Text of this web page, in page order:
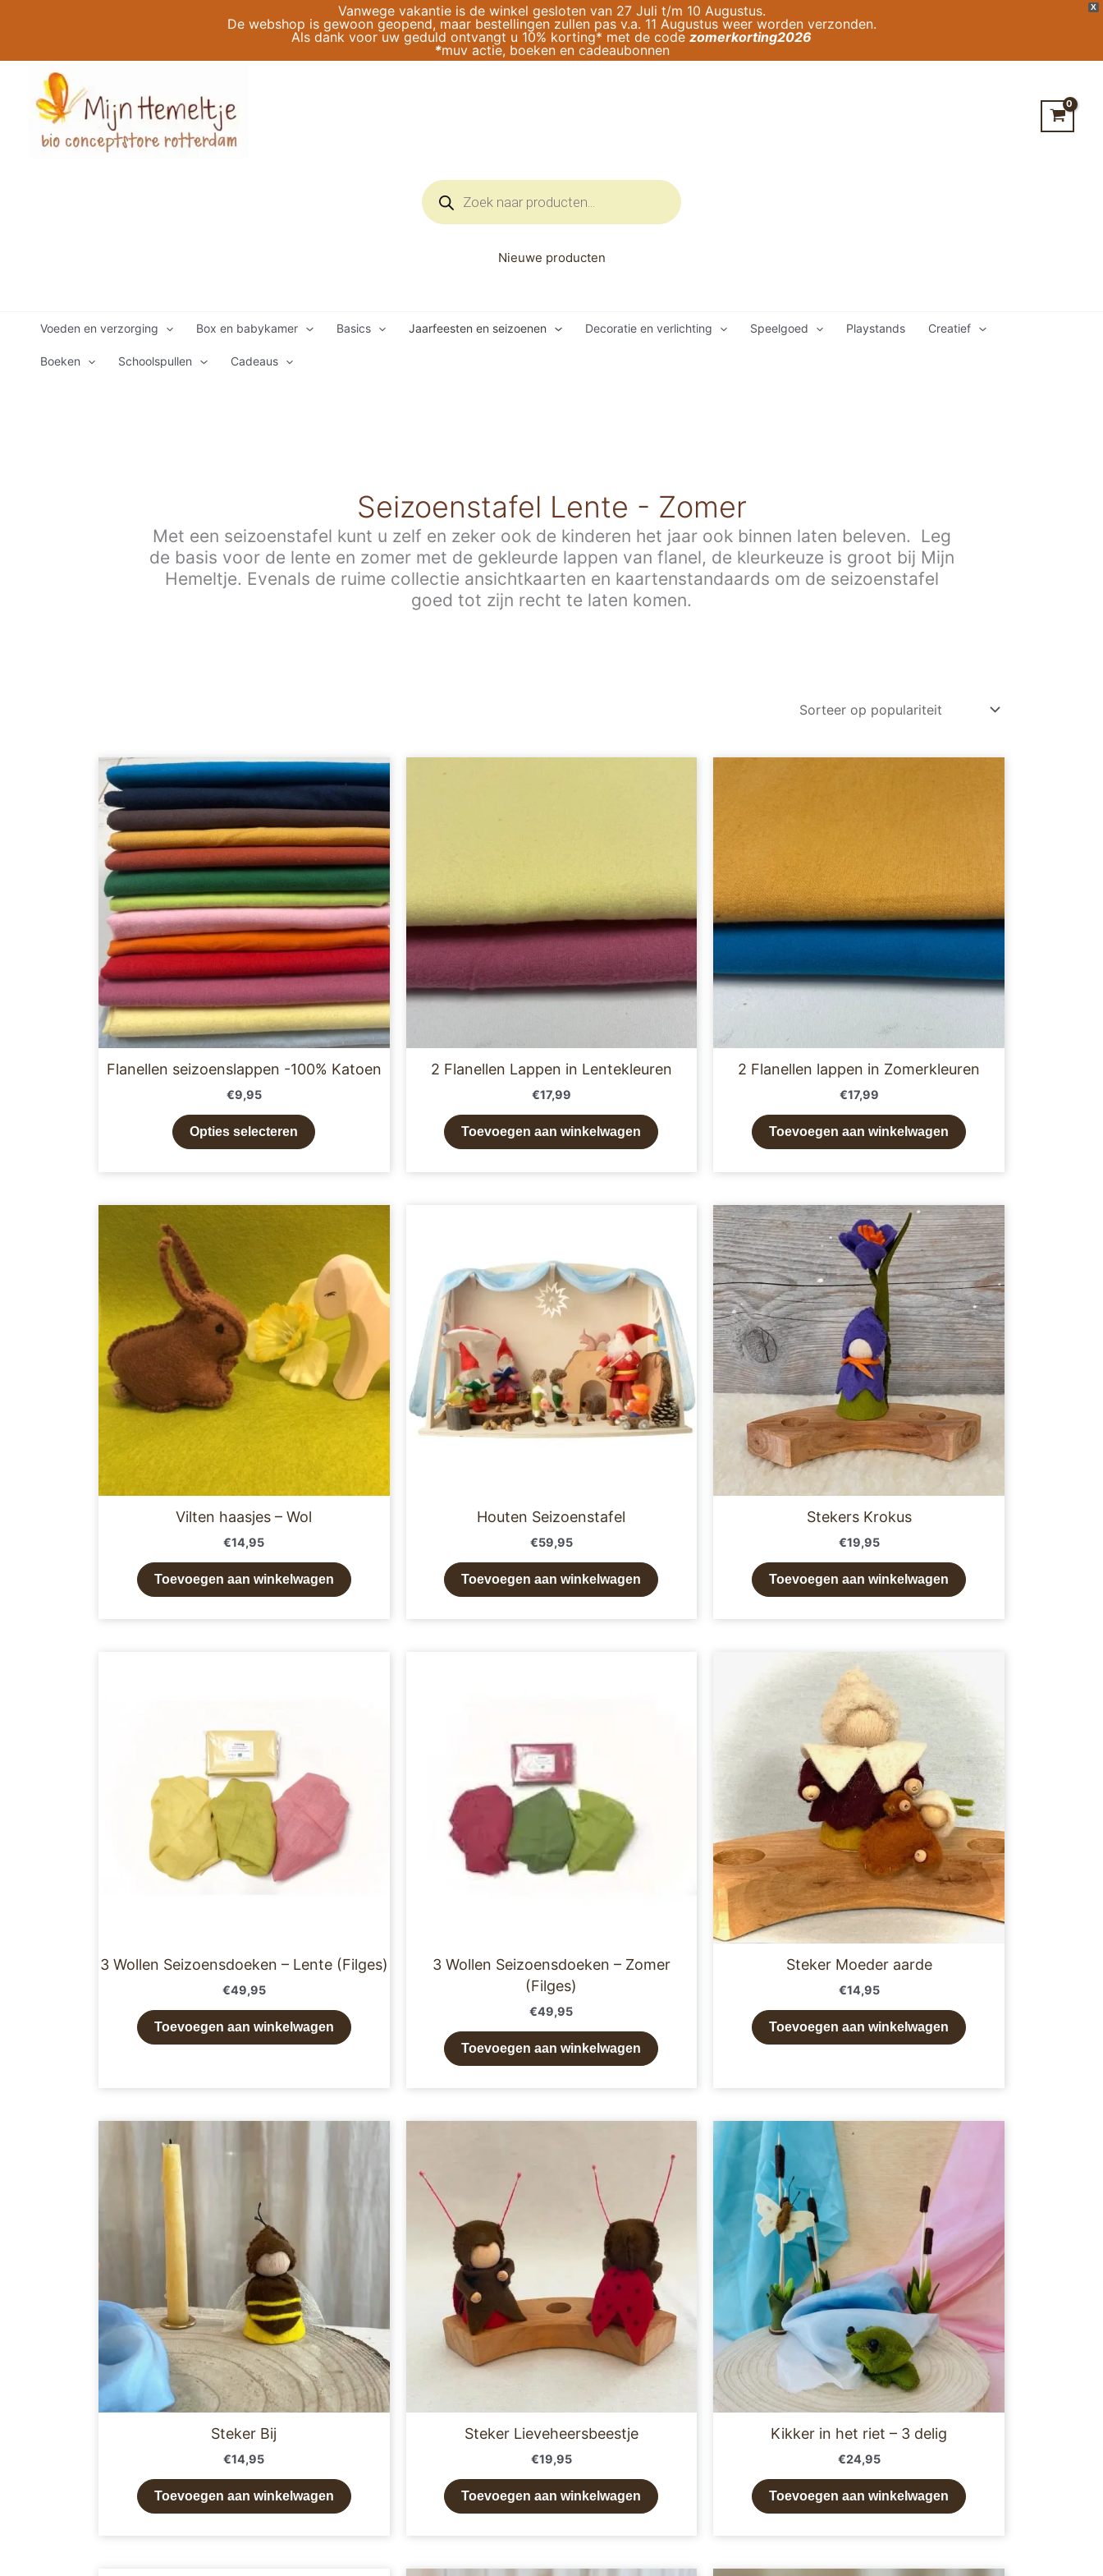
X
Vanwege vakantie is de winkel gesloten van 27 Juli t/m 10 Augustus.
De webshop is gewoon geopend, maar bestellingen zullen pas v.a. 11 Augustus weer worden verzonden.
Als dank voor uw geduld ontvangt u 10% korting* met de code zomerkorting2026
*muv actie, boeken en cadeaubonnen
Producten
zoeken
Nieuwe producten
Voeden en verzorging Box en babykamer Basics Jaarfeesten en seizoenen Decoratie en verlichting Speelgoed Playstands Creatief
Boeken Schoolspullen Cadeaus
Seizoenstafel Lente - Zomer
Met een seizoenstafel kunt u zelf en zeker ook de kinderen het jaar ook binnen laten beleven. Leg
de basis voor de lente en zomer met de gekleurde lappen van flanel, de kleurkeuze is groot bij Mijn
Hemeltje. Evenals de ruime collectie ansichtkaarten en kaartenstandaards om de seizoenstafel
goed tot zijn recht te laten komen.
Flanellen seizoenslappen -100% Katoen
€9,95
Opties selecteren
Dit
product
heeft
meerdere
variaties.
Deze
optie
kan
gekozen
worden
op
de
productpagina
2 Flanellen Lappen in Lentekleuren
€17,99
Toevoegen aan winkelwagen
2 Flanellen lappen in Zomerkleuren
€17,99
Toevoegen aan winkelwagen
Vilten haasjes – Wol
€14,95
Toevoegen aan winkelwagen
Houten Seizoenstafel
€59,95
Toevoegen aan winkelwagen
Stekers Krokus
€19,95
Toevoegen aan winkelwagen
3 Wollen Seizoensdoeken – Lente (Filges)
€49,95
Toevoegen aan winkelwagen
3 Wollen Seizoensdoeken – Zomer
(Filges)
€49,95
Toevoegen aan winkelwagen
Steker Moeder aarde
€14,95
Toevoegen aan winkelwagen
Steker Bij
€14,95
Toevoegen aan winkelwagen
Steker Lieveheersbeestje
€19,95
Toevoegen aan winkelwagen
Kikker in het riet – 3 delig
€24,95
Toevoegen aan winkelwagen